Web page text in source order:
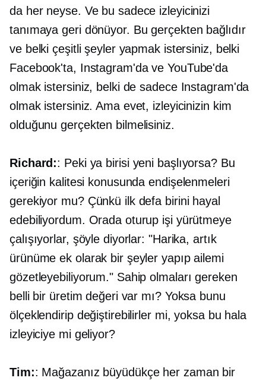
da her neyse. Ve bu sadece izleyicinizi
tanımaya geri dönüyor. Bu gerçekten bağlıdır
ve belki çeşitli şeyler yapmak istersiniz, belki
Facebook'ta, Instagram'da ve YouTube'da
olmak istersiniz, belki de sadece Instagram'da
olmak istersiniz. Ama evet, izleyicinizin kim
olduğunu gerçekten bilmelisiniz.
Richard:: Peki ya birisi yeni başlıyorsa? Bu
içeriğin kalitesi konusunda endişelenmeleri
gerekiyor mu? Çünkü ilk defa birini hayal
edebiliyordum. Orada oturup işi yürütmeye
çalışıyorlar, şöyle diyorlar: "Harika, artık
ürünüme ek olarak bir şeyler yapıp ailemi
gözetleyebiliyorum." Sahip olmaları gereken
belli bir üretim değeri var mı? Yoksa bunu
ölçeklendirip değiştirebilirler mi, yoksa bu hala
izleyiciye mi geliyor?
Tim:: Mağazanız büyüdükçe her zaman bir